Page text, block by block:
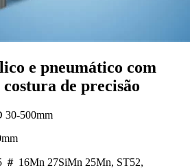
e pneumático com
de precisão
30-500mm
＃ 16Mn 27SiMn 25Mn, ST52,